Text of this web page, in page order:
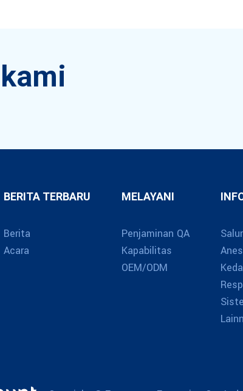
BERITA TERBARU
Berita
Acara
MELAYANI
Penjaminan QA
Kapabilitas
OEM/ODM